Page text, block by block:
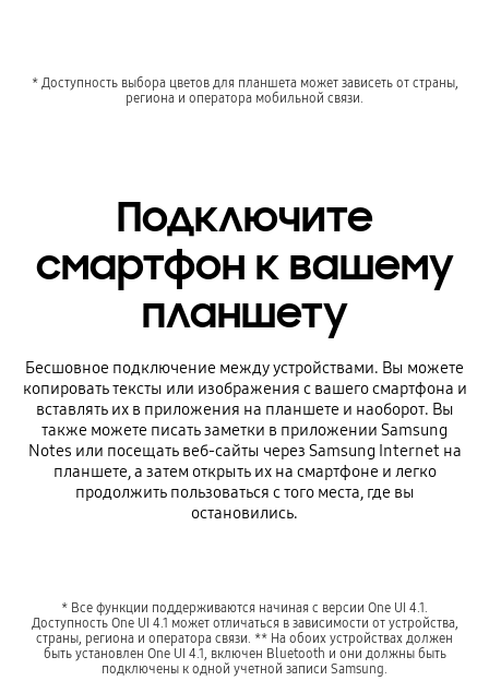
* Доступность выбора цветов для планшета может зависеть от страны,
региона и оператора мобильной связи.
Подключите
смартфон к вашему
планшету
Бесшовное подключение между устройствами. Вы можете
копировать тексты или изображения с вашего смартфона и
вставлять их в приложения на планшете и наоборот. Вы
также можете писать заметки в приложении Samsung
Notes или посещать веб-сайты через Samsung Internet на
планшете, а затем открыть их на смартфоне и легко
продолжить пользоваться с того места, где вы
остановились.
* Все функции поддерживаются начиная с версии One UI 4.1.
Доступность One UI 4.1 может отличаться в зависимости от устройства,
страны, региона и оператора связи. ** На обоих устройствах должен
быть установлен One UI 4.1, включен Bluetooth и они должны быть
подключены к одной учетной записи Samsung.